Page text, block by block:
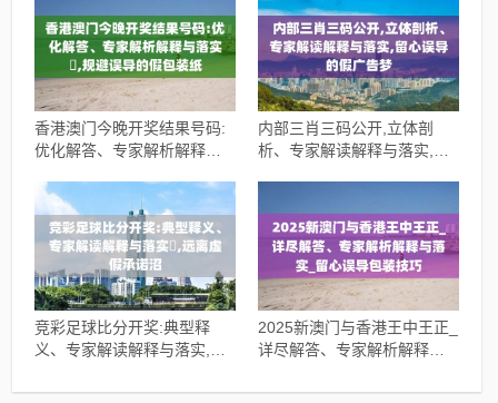
香港澳门今晚开奖结果号码:
优化解答、专家解析解释与
内部三肖三码公开,立体剖
析、专家解读解释与落实,留
竞彩足球比分开奖:典型释
义、专家解读解释与落实​,远
2025新澳门与香港王中王正_
详尽解答、专家解析解释与